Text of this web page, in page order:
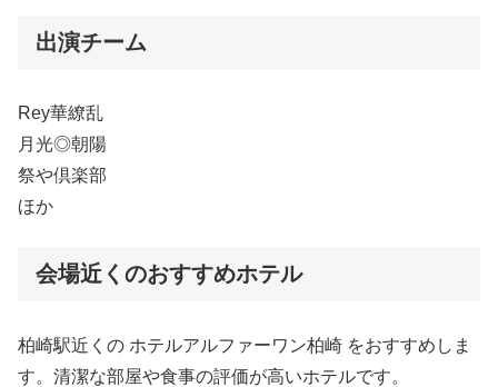
出演チーム
Rey華繚乱
月光◎朝陽
祭や倶楽部
ほか
会場近くのおすすめホテル
柏崎駅近くの ホテルアルファーワン柏崎 をおすすめしま
す。清潔な部屋や食事の評価が高いホテルです。